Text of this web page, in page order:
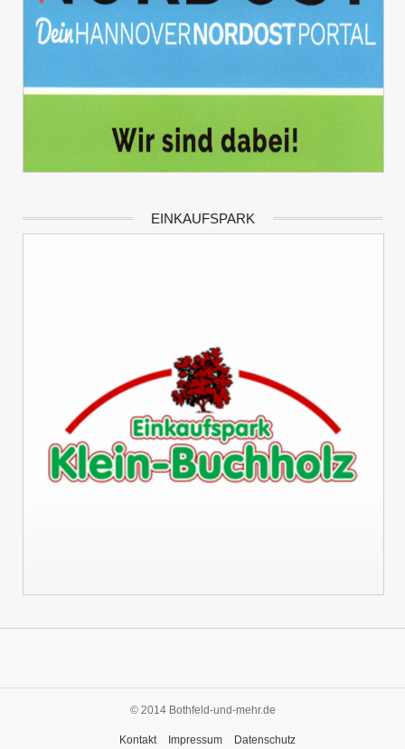
EINKAUFSPARK
© 2014 Bothfeld-und-mehr.de
Kontakt Impressum Datenschutz